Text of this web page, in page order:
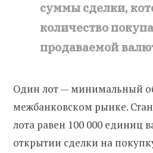
суммы сделки,
количество
продаваемой
Один лот — минимальный
межбанковском рынке.
лота равен 100 000 единиц
открытии сделки на